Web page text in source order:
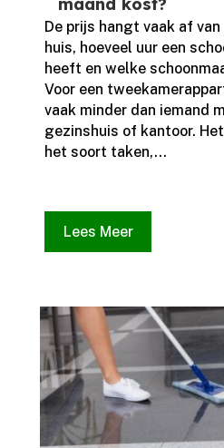
De prijs hangt vaak af
huis, hoeveel uur een
heeft en welke
Voor een
vaak minder dan iemand
gezinshuis of kantoor.​
het soort taken,...
Lees Meer